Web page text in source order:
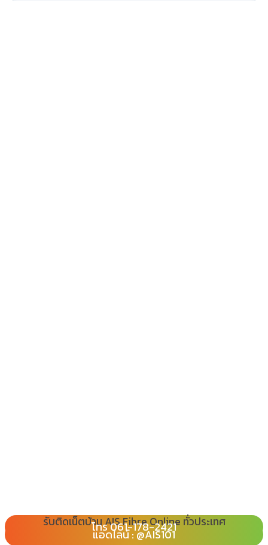
รับติดเน็ตบ้าน AIS Fibre Online ทั่วประเทศ
โทร 080-065-2989โทร 061-178-2421
Line : @ais101 แอดไลน์ : @AIS101